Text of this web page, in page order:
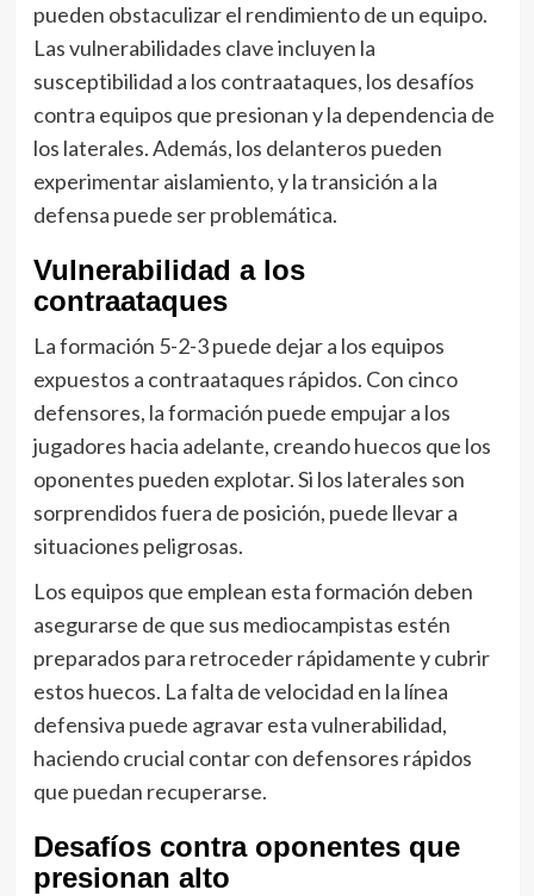
pueden obstaculizar el rendimiento de un equipo.
Las vulnerabilidades clave incluyen la
susceptibilidad a los contraataques, los desafíos
contra equipos que presionan y la dependencia de
los laterales. Además, los delanteros pueden
experimentar aislamiento, y la transición a la
defensa puede ser problemática.
Vulnerabilidad a los
contraataques
La formación 5-2-3 puede dejar a los equipos
expuestos a contraataques rápidos. Con cinco
defensores, la formación puede empujar a los
jugadores hacia adelante, creando huecos que los
oponentes pueden explotar. Si los laterales son
sorprendidos fuera de posición, puede llevar a
situaciones peligrosas.
Los equipos que emplean esta formación deben
asegurarse de que sus mediocampistas estén
preparados para retroceder rápidamente y cubrir
estos huecos. La falta de velocidad en la línea
defensiva puede agravar esta vulnerabilidad,
haciendo crucial contar con defensores rápidos
que puedan recuperarse.
Desafíos contra oponentes que
presionan alto